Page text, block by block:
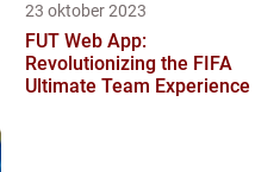
23 oktober 2023
FUT Web App:
Revolutionizing the FIFA
Ultimate Team Experience